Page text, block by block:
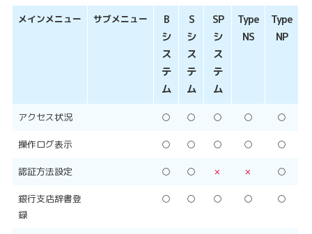
メインメニュー サブメニュー
B
シ
ス
テ
ム
S
シ
ス
テ
ム
SP
シ
ス
テ
ム
Type
NS
Type
NP
アクセス状況 ○ ○ ○ ○ ○
操作ログ表示 ○ ○ ○ ○ ○
認証方法設定 ○ ○ × × ○
銀行支店辞書登
録
○ ○ ○ ○ ○